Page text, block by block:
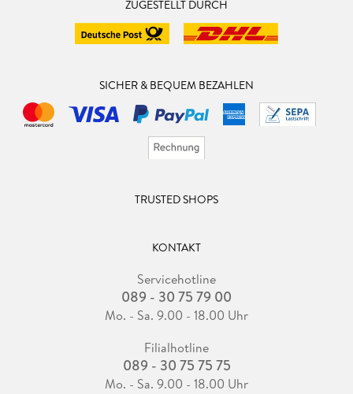
ZUGESTELLT DURCH
SICHER & BEQUEM BEZAHLEN
TRUSTED SHOPS
KONTAKT
Servicehotline
089 - 30 75 79 00
Mo. - Sa. 9.00 - 18.00 Uhr
Filialhotline
089 - 30 75 75 75
Mo. - Sa. 9.00 - 18.00 Uhr